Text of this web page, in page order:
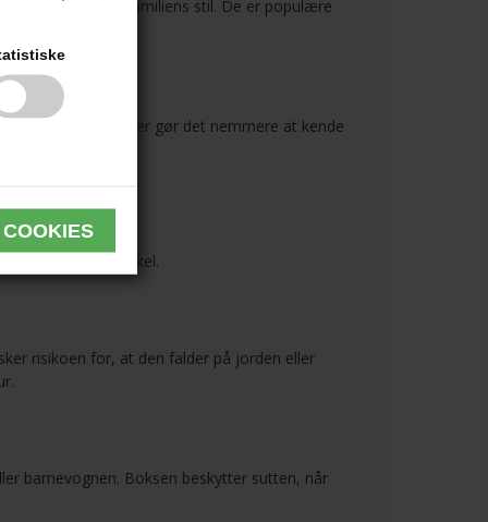
eller familiens stil. De er populære
n. Navnesutter gør det nemmere at kende
gøre en stor forskel.
risikoen for, at den falder på jorden eller
barnevognen. Boksen beskytter sutten, når